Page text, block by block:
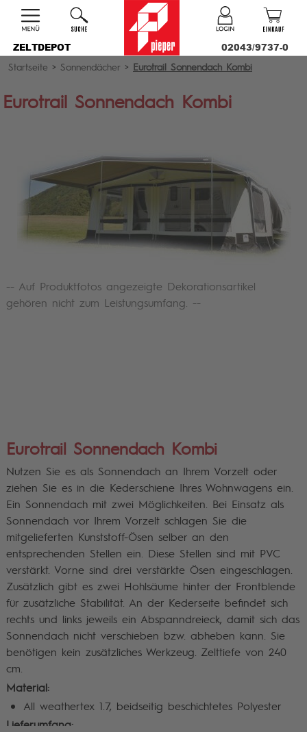
ZELTDEPOT
02043/9737-0
Startseite > Sonnendächer > Eurotrail Sonnendach Kombi
Eurotrail Sonnendach Kombi
-- Auf Produktfotos angezeigte Dekorationsartikel
gehören nicht zum Leistungsumfang. --
Eurotrail Sonnendach Kombi
Nutzen Sie es als Sonnendach an Ihrem Vorzelt oder
ziehen Sie es in die Kederschiene Ihres Wohnwagens ein.
Ein Sonnendach mit zwei Möglichkeiten. Bei Einsatz als
Sonnendach vor Ihrem Vorzelt schlagen Sie die
mitgelieferten Kunststoff-Ösen selber an den
entsprechenden Stellen ein. Diese Stellen sind mit PVC
verstärkt. Vorne sind drei verstärkte Ösen eingeschlagen.
Zusätzlich gibt es zwei Hohlsäume hinter der Frontblende
für zusätzliche Stabilität. An der Kederseite befindet sich
rechts und links jeweils ein Abspanndreieck, damit sich das
Sonnendach nicht verschieben bzw. abheben kann. Sie
benötigen kein zusätzliches Werkzeug. Zelttiefe von 240
cm.
Material:
All weathertex 1.7, beidseitig beschichtetes Polyester
Lieferumfang: